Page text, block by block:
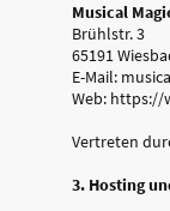
Musical
Brühlstr. 3
65191
E-Mail:
Web: https://
Vertreten
3. Hosting